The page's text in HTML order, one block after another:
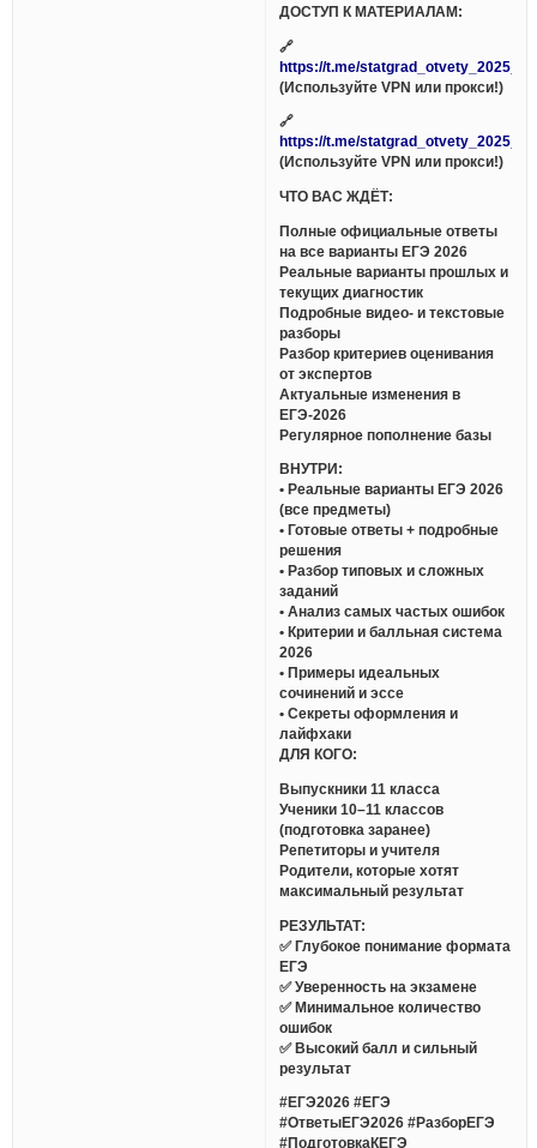
ДОСТУП К МАТЕРИАЛАМ:
🔗
https://t.me/
(Используйте VPN или прокси!)
🔗
https://t.me/
(Используйте VPN или прокси!)
ЧТО ВАС ЖДЁТ:
Полные официальные ответы
на все варианты ЕГЭ 2026
Реальные варианты прошлых и
текущих диагностик
Подробные видео- и текстовые
разборы
Разбор критериев оценивания
от экспертов
Актуальные изменения в
ЕГЭ-2026
Регулярное пополнение базы
ВНУТРИ:
• Реальные варианты ЕГЭ 2026
(все предметы)
• Готовые ответы + подробные
решения
• Разбор типовых и сложных
заданий
• Анализ самых частых ошибок
• Критерии и балльная система
2026
• Примеры идеальных
сочинений и эссе
• Секреты оформления и
лайфхаки
ДЛЯ КОГО:
Выпускники 11 класса
Ученики 10–11 классов
(подготовка заранее)
Репетиторы и учителя
Родители, которые хотят
максимальный результат
РЕЗУЛЬТАТ:
✅ Глубокое понимание формата
ЕГЭ
✅ Уверенность на экзамене
✅ Минимальное количество
ошибок
✅ Высокий балл и сильный
результат
#ЕГЭ2026 #ЕГЭ
#ОтветыЕГЭ2026 #РазборЕГЭ
#ПодготовкаКЕГЭ